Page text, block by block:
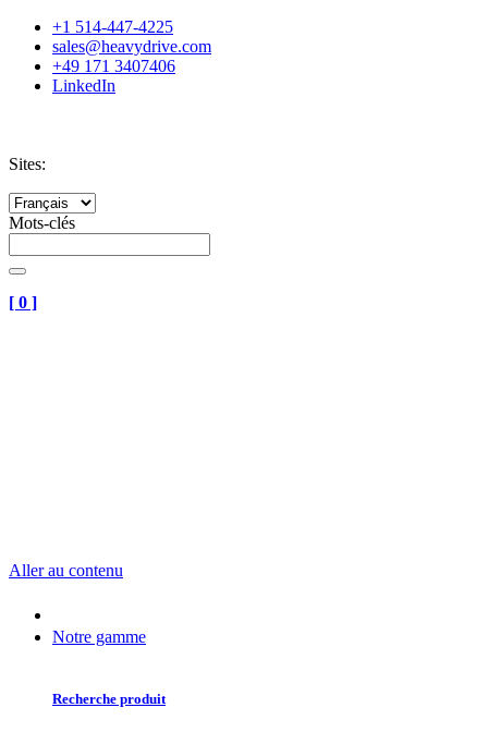
+1 514-447-4225
sales@heavydrive.com
+49 171 3407406
LinkedIn
Sites:
Mots-clés
[ 0 ]
Aller au contenu
Notre gamme
Recherche produit